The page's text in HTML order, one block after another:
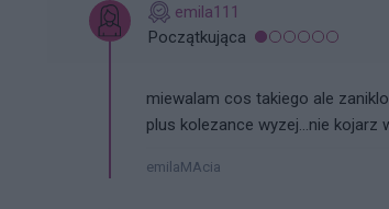
emila111
Początkująca
miewalam cos takiego ale
plus kolezance wyzej...nie
emilaMAcia